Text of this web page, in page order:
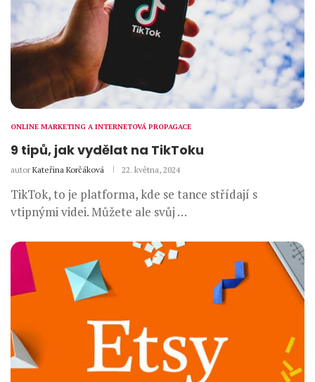
ONLINE MARKETING A INTERNETOVÁ PROPAGACE
9 tipů, jak vydělat na TikToku
autor Kateřina Korčáková 22. května, 2024
TikTok, to je platforma, kde se tance střídají s
vtipnými videi. Můžete ale svůj …